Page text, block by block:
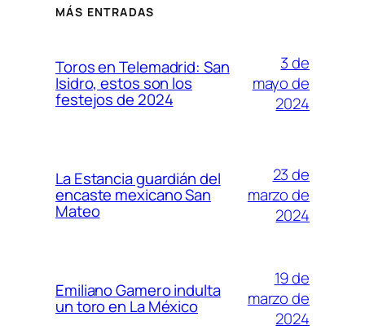
MÁS ENTRADAS
Toros en Telemadrid: San
Isidro, estos son los
festejos de 2024
3 de
mayo de
2024
La Estancia guardián del
encaste mexicano San
Mateo
23 de
marzo de
2024
Emiliano Gamero indulta
un toro en La México
19 de
marzo de
2024